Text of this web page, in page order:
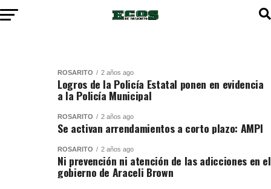
ROSARITO 2 años ago
Logros de la Policía Estatal ponen en evidencia
a la Policía Municipal
ROSARITO 2 años ago
Se activan arrendamientos a corto plazo: AMPI
ROSARITO 2 años ago
Ni prevención ni atención de las adicciones en el
gobierno de Araceli Brown